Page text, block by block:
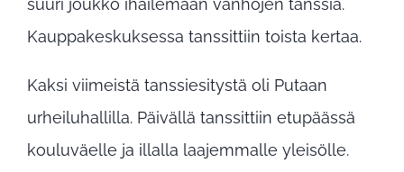
suuri joukko ihailemaan vanhojen tanssia.
Kauppakeskuksessa tanssittiin toista kertaa.
Kaksi viimeistä tanssiesitystä oli Putaan
urheiluhallilla. Päivällä tanssittiin etupäässä
kouluväelle ja illalla laajemmalle yleisölle.